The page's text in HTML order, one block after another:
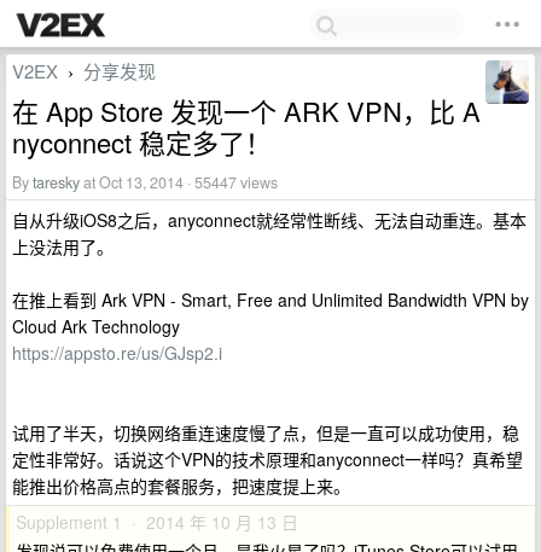
V2EX › 分享发现
在 App Store 发现一个 ARK VPN，比 A
nyconnect 稳定多了！
Bytareskyat Oct 13, 2014 · 55447 views
自从升级iOS8之后，anyconnect就经常性断线、无法自动重连。基本
上没法用了。
在推上看到 Ark VPN - Smart, Free and Unlimited Bandwidth VPN by
Cloud Ark Technology
https://appsto.re/us/GJsp2.i
试用了半天，切换网络重连速度慢了点，但是一直可以成功使用，稳
定性非常好。话说这个VPN的技术原理和anyconnect一样吗？真希望
能推出价格高点的套餐服务，把速度提上来。
Supplement 1 · 2014 年 10 月 13 日